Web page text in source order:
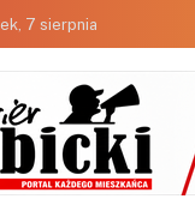
7 sierpnia